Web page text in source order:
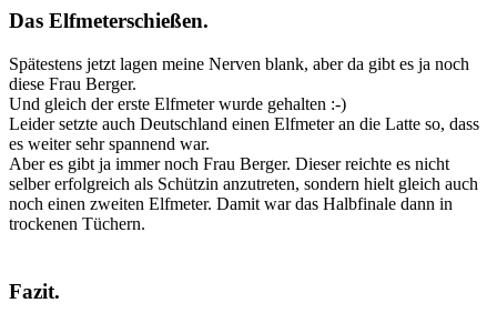
Das Elfmeterschießen.
Spätestens jetzt lagen meine Nerven blank, aber da gibt es ja noch
diese Frau Berger.
Und gleich der erste Elfmeter wurde gehalten :-)
Leider setzte auch Deutschland einen Elfmeter an die Latte so, dass
es weiter sehr spannend war.
Aber es gibt ja immer noch Frau Berger. Dieser reichte es nicht
selber erfolgreich als Schützin anzutreten, sondern hielt gleich auch
noch einen zweiten Elfmeter. Damit war das Halbfinale dann in
trockenen Tüchern.
Fazit.